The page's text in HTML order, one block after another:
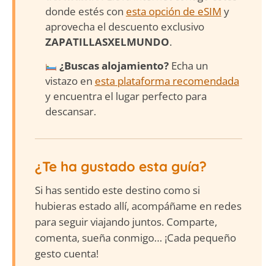
donde estés con esta opción de eSIM y
aprovecha el descuento exclusivo
ZAPATILLASXELMUNDO.
¿Buscas alojamiento?Echa un
vistazo en esta plataforma recomendada
y encuentra el lugar perfecto para
descansar.
¿Te ha gustado esta guía?
Si has sentido este destino como si
hubieras estado allí, acompáñame en redes
para seguir viajando juntos. Comparte,
comenta, sueña conmigo… ¡Cada pequeño
gesto cuenta!